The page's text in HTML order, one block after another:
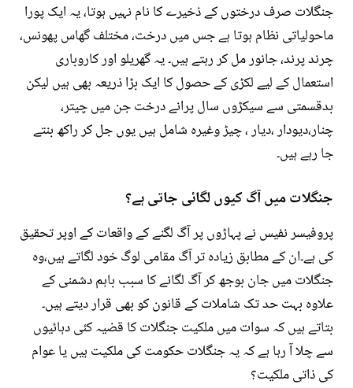
جنگلات صرف درختوں کے ذخیرے کا نام نہیں ہوتا، یہ ایک پورا
ماحولیاتی نظام ہوتا ہے جس میں درخت، مختلف گھاس پھونس،
چرند پرند، جانور مل کر رہتے ہیں۔ یہ گھریلو اور کاروباری
استعمال کے لیے لکڑی کے حصول کا ایک بڑا ذریعہ بھی ہیں لیکن
بدقسمتی سے سیکڑوں سال پرانے درخت جن میں چیتر،
چنار،دیودار ،دیار ، چیڑ وغیرہ شامل ہیں یوں جل کر راکھ بنتے
جا رہے ہیں۔
جنگلات میں آگ کیوں لگائی جاتی ہے؟
پروفیسر نفیس نے پہاڑوں پر آگ لگنے کے واقعات کے اوپر تحقیق
کی ہے۔ان کے مطابق زیادہ تر آگ مقامی لوگ خود لگاتے ہیں،وہ
جنگلات میں جان بوجھ کر آگ لگانے کا سبب باہم دشمنی کے
علاوہ بہت حد تک شاملات کے قانون کو بھی قرار دیتے ہیں۔
بتاتے ہیں کہ سوات میں ملکیت جنگلات کا قضیہ کئی دہائیوں
سے چلا آ رہا ہے کہ یہ جنگلات حکومت کی ملکیت ہیں یا عوام
کی ذاتی ملکیت؟